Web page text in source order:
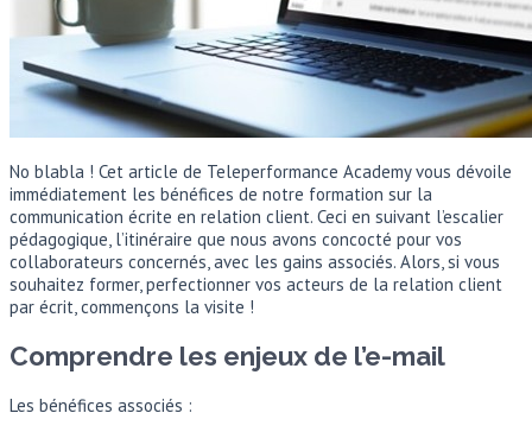
No blabla ! Cet article de Teleperformance Academy vous dévoile
immédiatement les bénéfices de notre formation sur la
communication écrite en relation client. Ceci en suivant l’escalier
pédagogique, l’itinéraire que nous avons concocté pour vos
collaborateurs concernés, avec les gains associés. Alors, si vous
souhaitez former, perfectionner vos acteurs de la relation client
par écrit, commençons la visite !
Comprendre les enjeux de l’e-mail
Les bénéfices associés :